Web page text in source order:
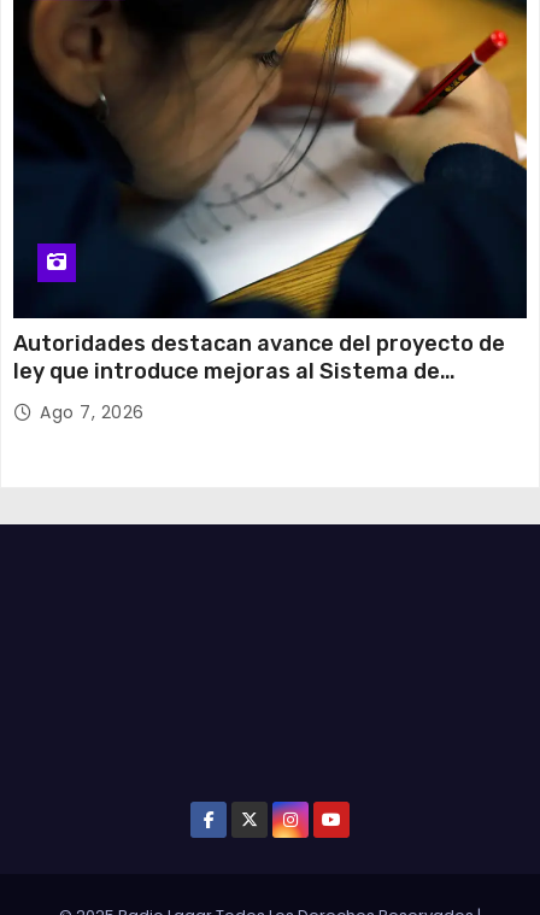
Autoridades destacan avance del proyecto de
ley que introduce mejoras al Sistema de
Admisión Escolar
Ago 7, 2026